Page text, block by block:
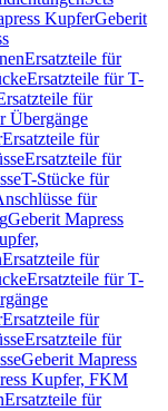
KupferGeberit
Ersatzteile für
Ersatzteile für T-
für
Übergänge
Ersatzteile für
Ersatzteile für
T-Stücke für
für
Geberit Mapress
Ersatzteile für
Ersatzteile für T-
Ersatzteile für
Ersatzteile für
Geberit Mapress
Kupfer, FKM
Ersatzteile für